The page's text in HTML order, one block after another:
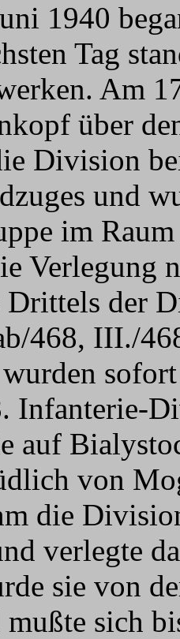
1940
Tag
Am
über
Division
und
im
Verlegung
Drittels der
468, III./
Infanterie-
auf
von
die
verlegte
sie von
sich